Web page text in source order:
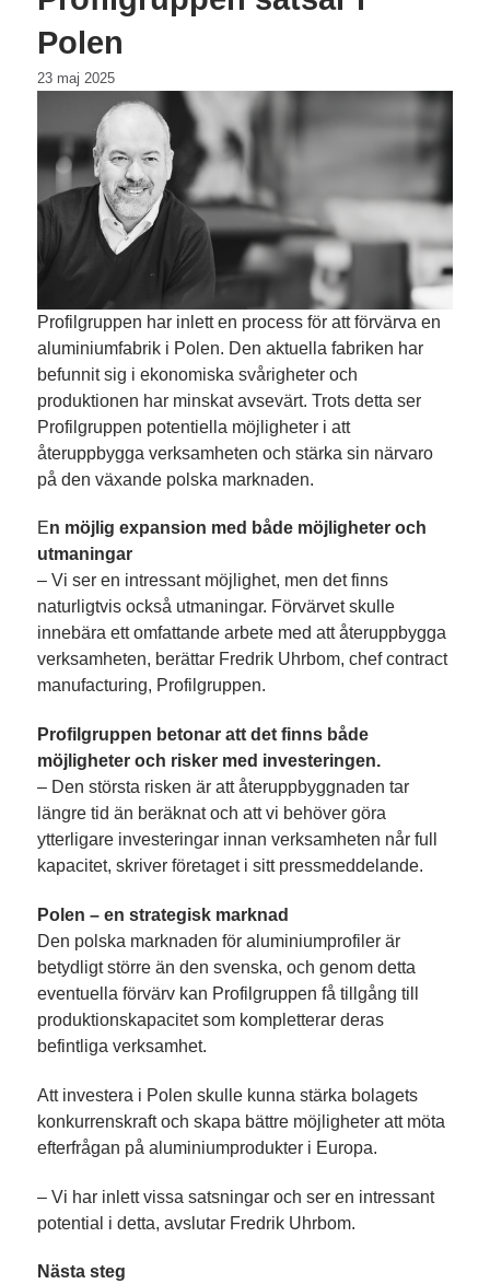
Polen
23 maj 2025
Profilgruppen har inlett en process för att förvärva en
aluminiumfabrik i Polen. Den aktuella fabriken har
befunnit sig i ekonomiska svårigheter och
produktionen har minskat avsevärt. Trots detta ser
Profilgruppen potentiella möjligheter i att
återuppbygga verksamheten och stärka sin närvaro
på den växande polska marknaden.
En möjlig expansion med både möjligheter och
utmaningar
– Vi ser en intressant möjlighet, men det finns
naturligtvis också utmaningar. Förvärvet skulle
innebära ett omfattande arbete med att återuppbygga
verksamheten, berättar Fredrik Uhrbom, chef contract
manufacturing, Profilgruppen.
Profilgruppen betonar att det finns både
möjligheter och risker med investeringen.
– Den största risken är att återuppbyggnaden tar
längre tid än beräknat och att vi behöver göra
ytterligare investeringar innan verksamheten når full
kapacitet, skriver företaget i sitt pressmeddelande.
Polen – en strategisk marknad
Den polska marknaden för aluminiumprofiler är
betydligt större än den svenska, och genom detta
eventuella förvärv kan Profilgruppen få tillgång till
produktionskapacitet som kompletterar deras
befintliga verksamhet.
Att investera i Polen skulle kunna stärka bolagets
konkurrenskraft och skapa bättre möjligheter att möta
efterfrågan på aluminiumprodukter i Europa.
– Vi har inlett vissa satsningar och ser en intressant
potential i detta, avslutar Fredrik Uhrbom.
Nästa steg